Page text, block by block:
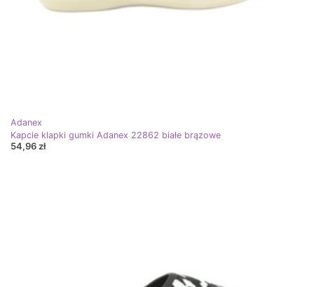
Adanex
Kapcie klapki gumki Adanex 22862 białe brązowe
54,96 zł